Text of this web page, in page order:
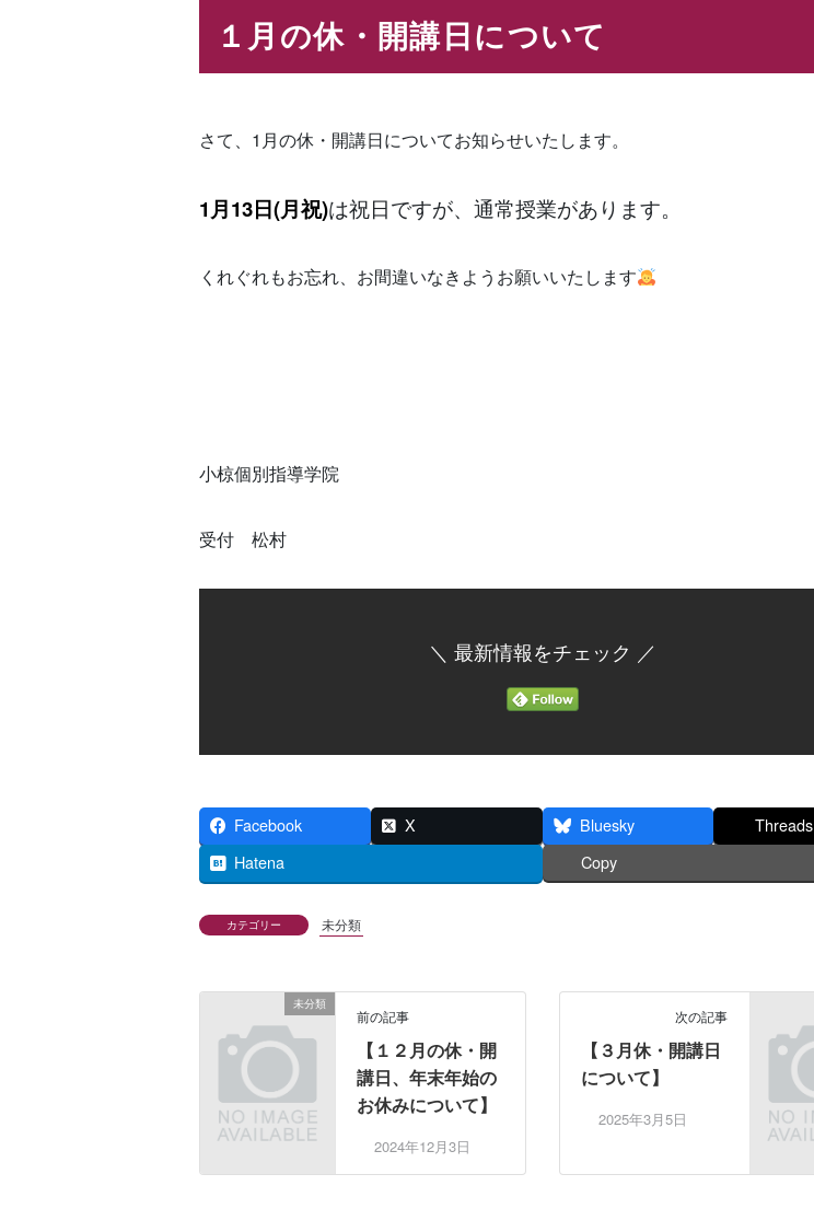
１月の休・開講日について
さて、1月の休・開講日についてお知らせいたします。
1月13日(月祝)は祝日ですが、通常授業があります。
くれぐれもお忘れ、お間違いなきようお願いいたします
小椋個別指導学院
受付 松村
＼ 最新情報をチェック ／
Facebook X Bluesky
Threads
Hatena
Copy
カテゴリー 未分類
未分類
前の記事
【１２月の休・開
講日、年末年始の
お休みについて】
2024年12月3日
次の記事
【３月休・開講日
について】
2025年3月5日